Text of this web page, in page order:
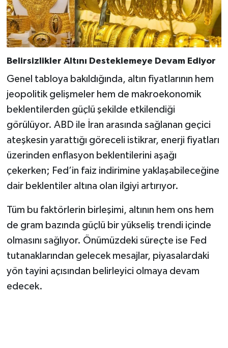
Belirsizlikler Altını Desteklemeye Devam Ediyor
Genel tabloya bakıldığında, altın fiyatlarının hem
jeopolitik gelişmeler hem de makroekonomik
beklentilerden güçlü şekilde etkilendiği
görülüyor. ABD ile İran arasında sağlanan geçici
ateşkesin yarattığı göreceli istikrar, enerji fiyatları
üzerinden enflasyon beklentilerini aşağı
çekerken; Fed’in faiz indirimine yaklaşabileceğine
dair beklentiler altına olan ilgiyi artırıyor.
Tüm bu faktörlerin birleşimi, altının hem ons hem
de gram bazında güçlü bir yükseliş trendi içinde
olmasını sağlıyor. Önümüzdeki süreçte ise Fed
tutanaklarından gelecek mesajlar, piyasalardaki
yön tayini açısından belirleyici olmaya devam
edecek.